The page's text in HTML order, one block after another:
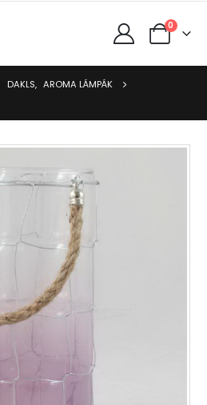
0
DAKLS, AROMA LÁMPÁK